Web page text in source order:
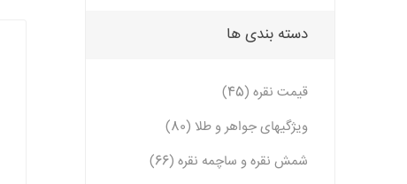
دسته بندی ها
قیمت نقره (45)
ویژگیهای جواهر و طلا (80)
شمش نقره و ساچمه نقره (66)